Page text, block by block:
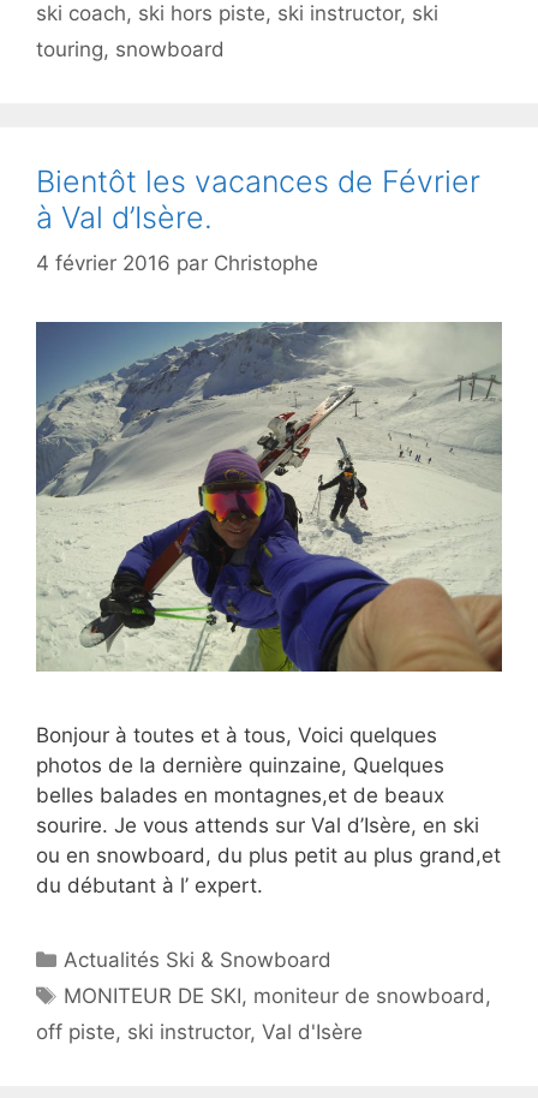
ski coach, ski hors piste, ski instructor, ski
touring, snowboard
Bientôt les vacances de Février
à Val d’Isère.
4 février 2016 par Christophe
Bonjour à toutes et à tous, Voici quelques
photos de la dernière quinzaine, Quelques
belles balades en montagnes,et de beaux
sourire. Je vous attends sur Val d’Isère, en ski
ou en snowboard, du plus petit au plus grand,et
du débutant à l’ expert.
Catégories
Actualités Ski & Snowboard
Étiquettes
MONITEUR DE SKI, moniteur de snowboard,
off piste, ski instructor, Val d'Isère